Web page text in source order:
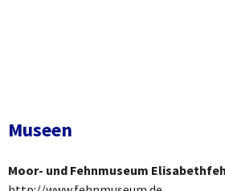
Museen
Moor- und Fehnmuseum